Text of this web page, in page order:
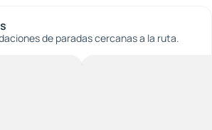
de paradas cercanas a la ruta.